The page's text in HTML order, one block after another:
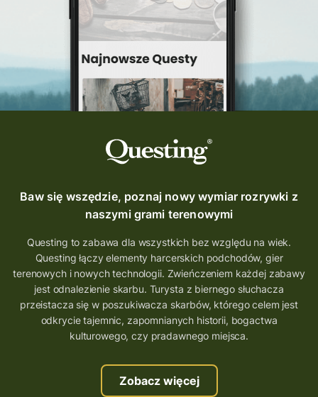
Quest Szlak Przygody
przygoda
nowy quest
najlepsze questy
wycieczki
turystyka przygodowa
Szlak Przygody
szkolenie
szkło
scieżka questingowa
questy w Polsce
questujznami
QUESTOMANIA
questing.pl
Quest Koziołek Matołek
gra miejska
co zobaczyć na Śląsku
aplikacja questy
aplikacja gry terenowe
wielkopolskie questy
wakacje z questami
trenerzy questingu
szkolenie tworzenie questów
szkolenie questing
Stefan Żeromski
ścieżka
Rzeszów
Baw się wszędzie, poznaj nowy wymiar rozrywki z
naszymi grami terenowymi
Questing to zabawa dla wszystkich bez względu na wiek.
Questing łączy elementy harcerskich podchodów, gier
terenowych i nowych technologii. Zwieńczeniem każdej zabawy
jest odnalezienie skarbu. Turysta z biernego słuchacza
przeistacza się w poszukiwacza skarbów, którego celem jest
odkrycie tajemnic, zapomnianych historii, bogactwa
kulturowego, czy pradawnego miejsca.
Zobacz więcej